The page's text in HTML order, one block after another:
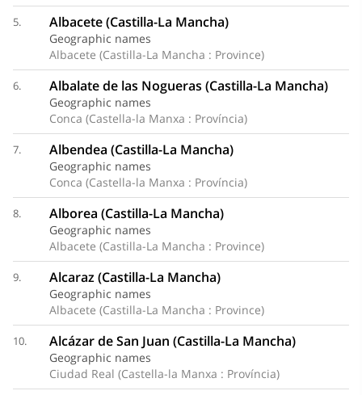
5. Albacete (Castilla-La Mancha)
Geographic names
Albacete (Castilla-La Mancha : Province)
6. Albalate de las Nogueras (Castilla-La Mancha)
Geographic names
Conca (Castella-la Manxa : Província)
7. Albendea (Castilla-La Mancha)
Geographic names
Conca (Castella-la Manxa : Província)
8. Alborea (Castilla-La Mancha)
Geographic names
Albacete (Castilla-La Mancha : Province)
9. Alcaraz (Castilla-La Mancha)
Geographic names
Albacete (Castilla-La Mancha : Province)
10. Alcázar de San Juan (Castilla-La Mancha)
Geographic names
Ciudad Real (Castella-la Manxa : Província)